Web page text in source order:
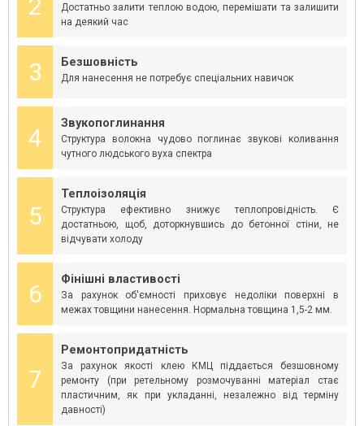
2
Достатньо залити теплою водою, перемішати та залишити
на деякий час
3 Безшовність
Для нанесення не потребує спеціальних навичок
4
Звукопоглинання
Структура волокна чудово поглинає звукові коливання
чутного людського вуха спектра
5
Теплоізоляція
Структура ефективно знижує теплопровідність. Є
достатньою, щоб, доторкнувшись до бетонної стіни, не
відчувати холоду
6
Фінішні властивості
За рахунок об'ємності приховує недоліки поверхні в
межах товщини нанесення. Нормальна товщина 1,5-2 мм.
7
Ремонтопридатність
За рахунок якості клею КМЦ піддається безшовному
ремонту (при ретельному розмочуванні матеріал стає
пластичним, як при укладанні, незалежно від терміну
давності)